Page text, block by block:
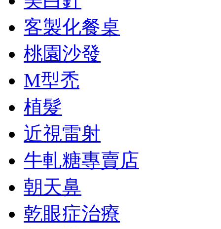
客製化餐桌
桃園沙發
M型禿
植髮
近視雷射
牛軋糖專賣店
朝天鼻
乾眼症治療